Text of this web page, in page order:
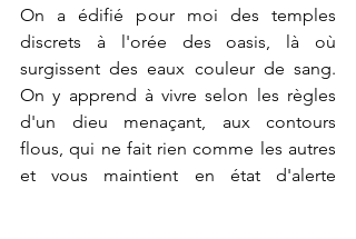
On a édifié pour moi des temples
discrets à l'orée des oasis, là où
surgissent des eaux couleur de sang.
On y apprend à vivre selon les règles
d'un dieu menaçant, aux contours
flous, qui ne fait rien comme les autres
et vous maintient en état d'alerte